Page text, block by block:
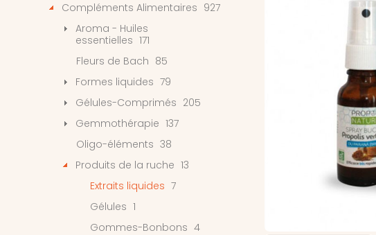
Compléments Alimentaires 927
Aroma - Huiles
essentielles 171
Fleurs de Bach 85
Formes liquides 79
Gélules-Comprimés 205
Gemmothérapie 137
Oligo-éléments 38
Produits de la ruche 13
Extraits liquides 7
Gélules 1
Gommes-Bonbons 4